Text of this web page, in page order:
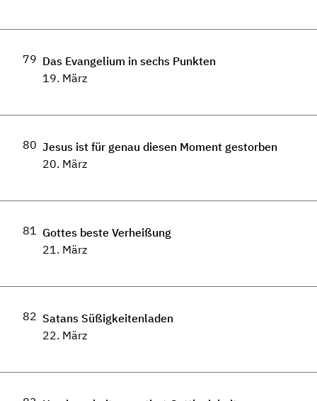
79 Das Evangelium in sechs Punkten
19. März
80 Jesus ist für genau diesen Moment gestorben
20. März
81 Gottes beste Verheißung
21. März
82 Satans Süßigkeitenladen
22. März